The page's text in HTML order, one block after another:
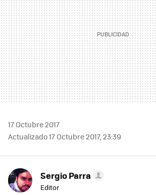
17 Octubre 2017
Actualizado 17 Octubre 2017, 23:39
Sergio Parra
Editor